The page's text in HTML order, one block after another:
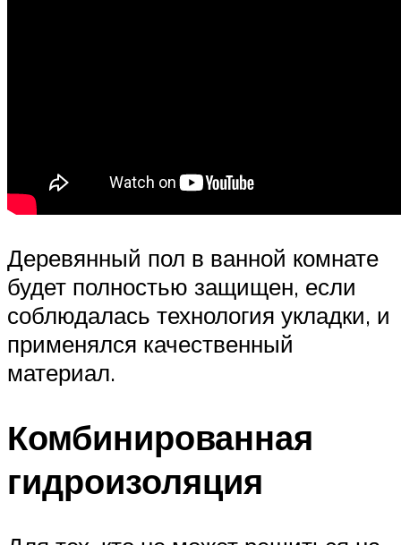
Деревянный пол в ванной комнате
будет полностью защищен, если
соблюдалась технология укладки, и
применялся качественный
материал.
Комбинированная
гидроизоляция